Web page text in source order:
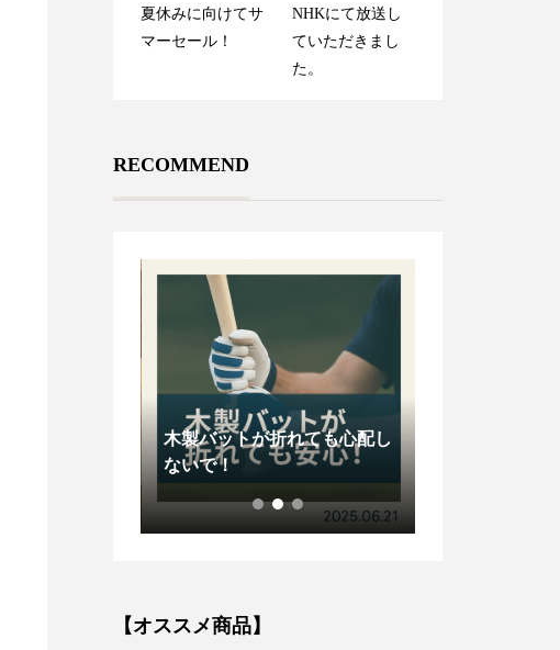
夏休みに向けてサ
マーセール！
NHKにて放送し
ていただきまし
た。
グラブメンテナン
ス指南書
RECOMMEND
木製バットが折れても心配し
ないで！
【オススメ商品】